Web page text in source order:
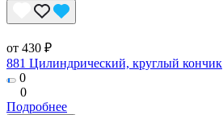
от 430 ₽
881 Цилиндрический, круглый кончик
0
0
Подробнее